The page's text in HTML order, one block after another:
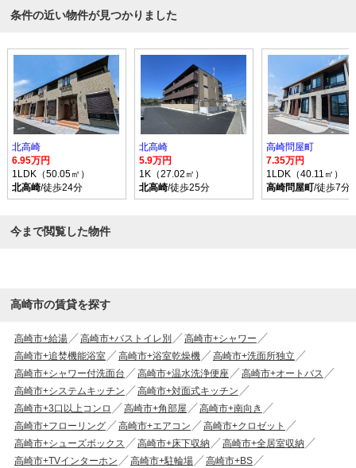
条件の近い物件が見つかりました
北高崎
6.95万円
1LDK（50.05㎡）
北高崎/徒歩24分
北高崎
5.9万円
1K（27.02㎡）
北高崎/徒歩25分
高崎問屋町
7.35万円
1LDK（40.11㎡）
高崎問屋町/徒歩7分
今まで閲覧した物件
高崎市の賃貸を探す
高崎市+給湯 高崎市+バストイレ別
高崎市+シャワー
高崎市+追焚機能浴室
高崎市+浴室乾燥機
高崎市+洗面所独立
高崎市+シャワー付洗面台
高崎市+温水洗浄便座
高崎市+オートバス
高崎市+システムキッチン
高崎市+対面式キッチン
高崎市+3口以上コンロ
高崎市+角部屋
高崎市+南向き
高崎市+フローリング
高崎市+エアコン
高崎市+クロゼット
高崎市+シューズボックス
高崎市+床下収納
高崎市+全居室収納
高崎市+TVインターホン
高崎市+駐輪場
高崎市+BS